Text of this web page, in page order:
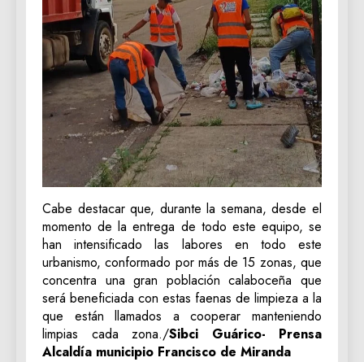
Cabe destacar que, durante la semana, desde el
momento de la entrega de todo este equipo, se
han intensificado las labores en todo este
urbanismo, conformado por más de 15 zonas, que
concentra una gran población calaboceña que
será beneficiada con estas faenas de limpieza a la
que están llamados a cooperar manteniendo
limpias cada zona./Sibci Guárico- Prensa
Alcaldía municipio Francisco de Miranda